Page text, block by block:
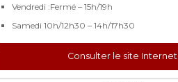
Vendredi :Fermé – 15h/19h
Samedi 10h/12h30 – 14h/17h30
Consulter le site Internet